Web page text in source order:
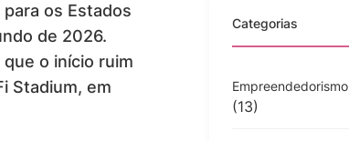
os Estados
de 2026.
o início ruim
Stadium, em
Categorias
Empreendedorismo
(13)